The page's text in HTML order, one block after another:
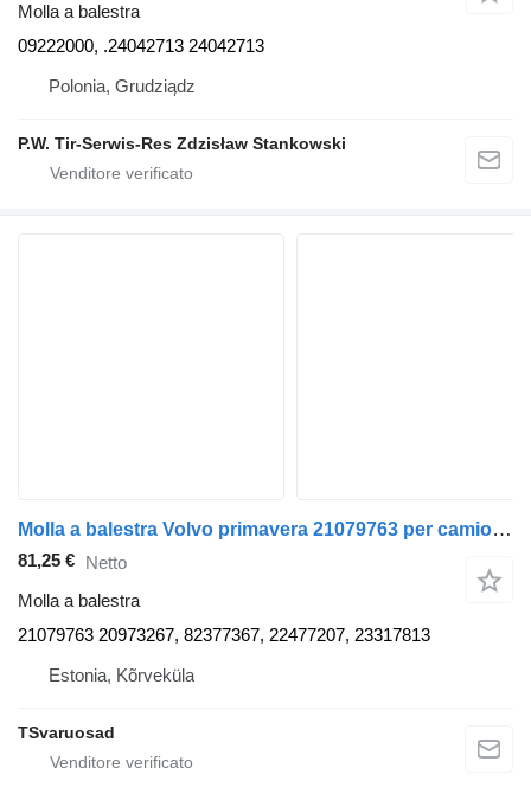
Molla a balestra
09222000, .24042713 24042713
Polonia, Grudziądz
P.W. Tir-Serwis-Res Zdzisław Stankowski
Molla a balestra Volvo primavera 21079763 per camion Volvo FE280
81,25 € Netto
Molla a balestra
21079763 20973267, 82377367, 22477207, 23317813
Estonia, Kõrveküla
TSvaruosad